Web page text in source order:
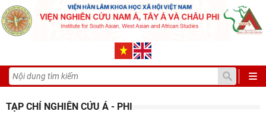
TẠP CHÍ NGHIÊN CỨU Á - PHI